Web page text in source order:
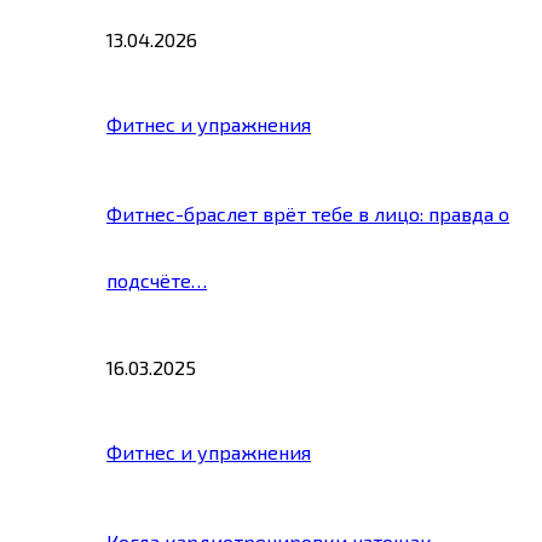
13.04.2026
Фитнес и упражнения
Фитнес-браслет врёт тебе в лицо: правда о
подсчёте…
16.03.2025
Фитнес и упражнения